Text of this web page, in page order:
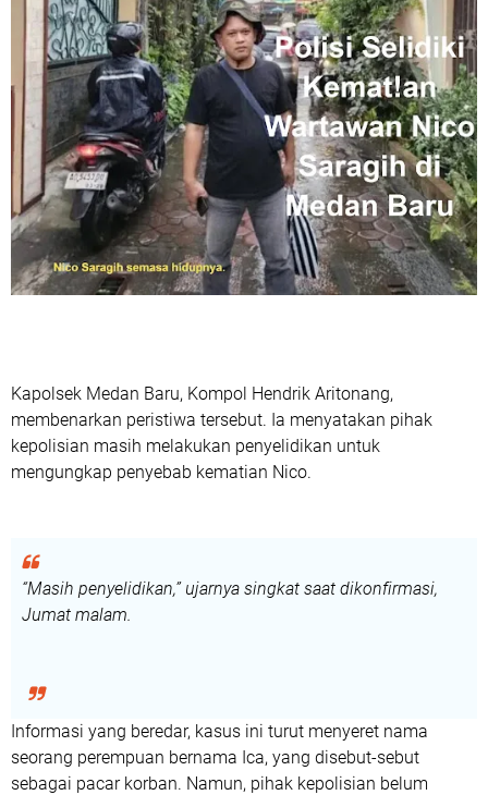
Kapolsek Medan Baru, Kompol Hendrik Aritonang,
membenarkan peristiwa tersebut. Ia menyatakan pihak
kepolisian masih melakukan penyelidikan untuk
mengungkap penyebab kematian Nico.
“Masih penyelidikan,” ujarnya singkat saat dikonfirmasi,
Jumat malam.
Informasi yang beredar, kasus ini turut menyeret nama
seorang perempuan bernama Ica, yang disebut-sebut
sebagai pacar korban. Namun, pihak kepolisian belum